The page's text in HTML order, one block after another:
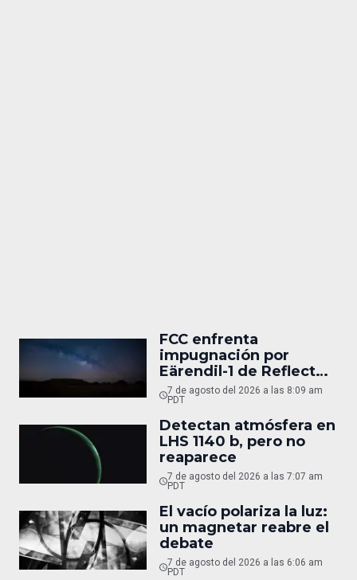
FCC enfrenta
impugnación por
Eärendil-1 de Reflect
Orbital
7 de agosto del 2026 a las 8:09 am
PDT
Detectan atmósfera en
LHS 1140 b, pero no
reaparece
7 de agosto del 2026 a las 7:07 am
PDT
El vacío polariza la luz:
un magnetar reabre el
debate
7 de agosto del 2026 a las 6:06 am
PDT